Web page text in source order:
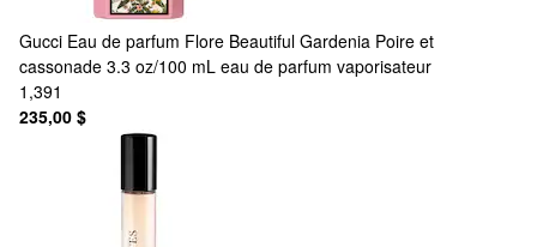
Gucci Eau de parfum Flore Beautiful Gardenia Poire et
cassonade 3.3 oz/100 mL eau de parfum vaporisateur
1,391
235,00 $